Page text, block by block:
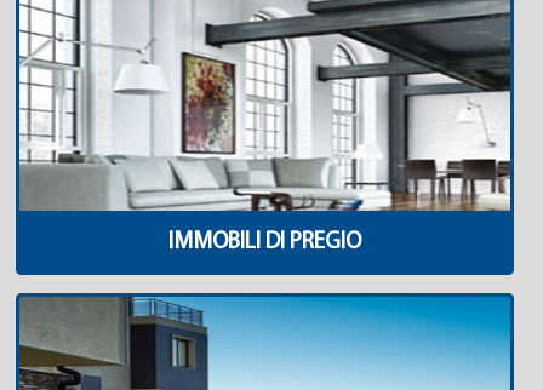
IMMOBILI DI PREGIO